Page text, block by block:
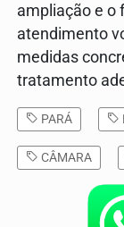
ampliação e o
atendimento
medidas
tratamento
PARÁ
CÂMARA